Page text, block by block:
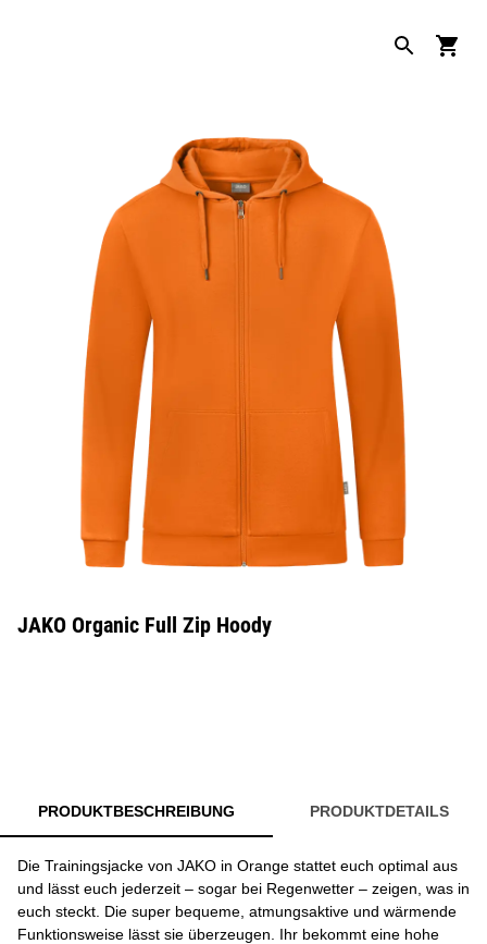
JAKO Organic Full Zip Hoody
PRODUKTBESCHREIBUNG PRODUKTDETAILS
Die Trainingsjacke von JAKO in Orange stattet euch optimal aus
und lässt euch jederzeit – sogar bei Regenwetter – zeigen, was in
euch steckt. Die super bequeme, atmungsaktive und wärmende
Funktionsweise lässt sie überzeugen. Ihr bekommt eine hohe